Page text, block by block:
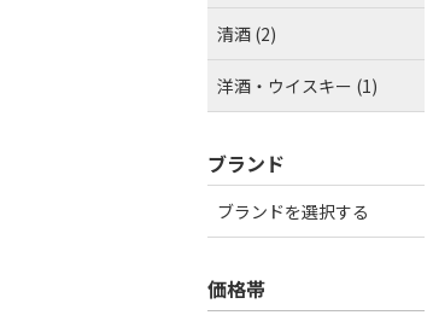
清酒 (2)
洋酒・ウイスキー (1)
ブランド
ブランドを選択する
価格帯